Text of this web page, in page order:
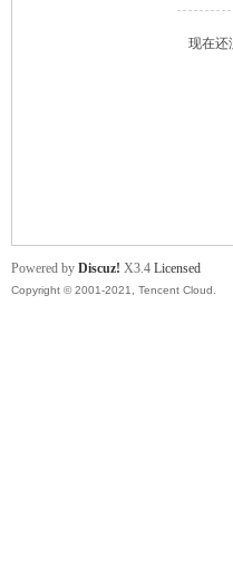
现在还
Powered by Discuz! X3.4 Licensed
Copyright © 2001-2021, Tencent Cloud.